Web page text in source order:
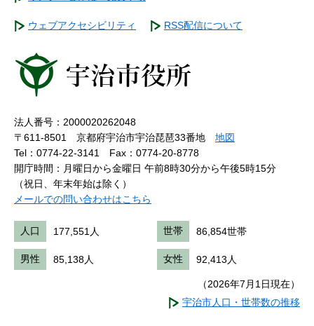
ウェブアクセシビリティ RSS配信について
法人番号：2000020262048
〒611-8501 京都府宇治市宇治琵琶33番地 地図
Tel：0774-22-3141
Fax：0774-20-8778
開庁時間：月曜日から金曜日 午前8時30分から午後5時15分
（祝日、年末年始は除く）
メールでの問い合わせはこちら
人口 177,551人 世帯 86,854世帯
男性 85,138人 女性 92,413人
（2026年7月1日現在）
宇治市人口・世帯数の推移